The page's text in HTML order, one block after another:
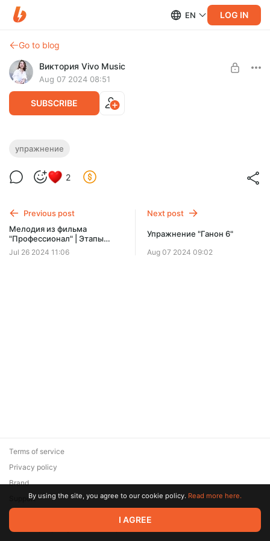
EN LOG IN
Go to blog
Виктория Vivo Music
Aug 07 2024 08:51
SUBSCRIBE
Упражнение "Ганон 1" - для начинающих
2 видео: Упражнение "Ганон 1" - для начинающих
упражнение
2
Previous post
Мелодия из фильма
"Профессионал" | Этапы
разбора любого
произведения
Jul 26 2024 11:06
Next post
Упражнение "Ганон 6"
Aug 07 2024 09:02
© 2026 Zaya Solutions Limited. All rights reserved. All trademarks
are the property of their respective owners.
Terms of service
Privacy policy
Brand
SupportBy using the site, you agree to our cookie policy. Read more here.
I AGREE